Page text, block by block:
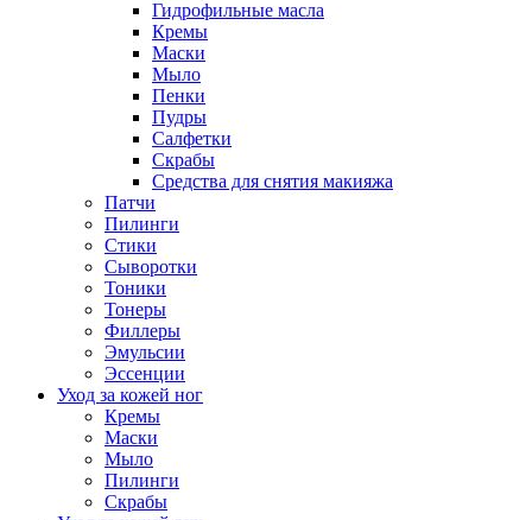
Гидрофильные масла
Кремы
Маски
Мыло
Пенки
Пудры
Салфетки
Скрабы
Средства для снятия макияжа
Патчи
Пилинги
Стики
Сыворотки
Тоники
Тонеры
Филлеры
Эмульсии
Эссенции
Уход за кожей ног
Кремы
Маски
Мыло
Пилинги
Скрабы